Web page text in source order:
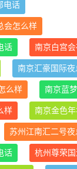
电话
会怎么样
话 南京白宫
南京汇豪国际夜
么样 南京蓝
样 南京金色
苏州江南汇二号
话 杭州尊荣